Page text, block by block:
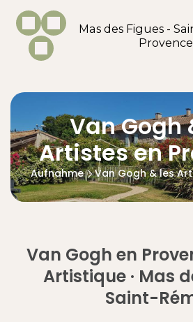
Mas des Figues -
Provence
Van Gogh
Artistes en
Aufnahme Van Gogh & les
Van Gogh en
Artistique · Mas
Saint-